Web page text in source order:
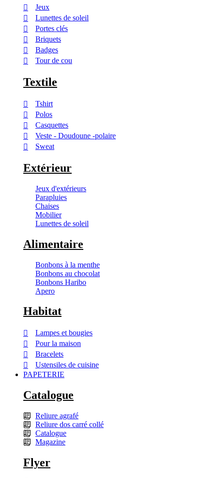
Jeux
Lunettes de soleil
Portes clés
Briquets
Badges
Tour de cou
Textile
Tshirt
Polos
Casquettes
Veste - Doudoune -polaire
Sweat
Extérieur
Jeux d'extérieurs
Parapluies
Chaises
Mobilier
Lunettes de soleil
Alimentaire
Bonbons à la menthe
Bonbons au chocolat
Bonbons Haribo
Apero
Habitat
Lampes et bougies
Pour la maison
Bracelets
Ustensiles de cuisine
PAPETERIE
Catalogue
Reliure agrafé
Reliure dos carré collé
Catalogue
Magazine
Flyer